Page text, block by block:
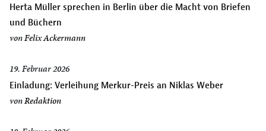
Herta Müller sprechen in Berlin über die Macht von Briefen
und Büchern
vonFelix Ackermann
19. Februar 2026
Einladung: Verleihung Merkur-Preis an Niklas Weber
vonRedaktion